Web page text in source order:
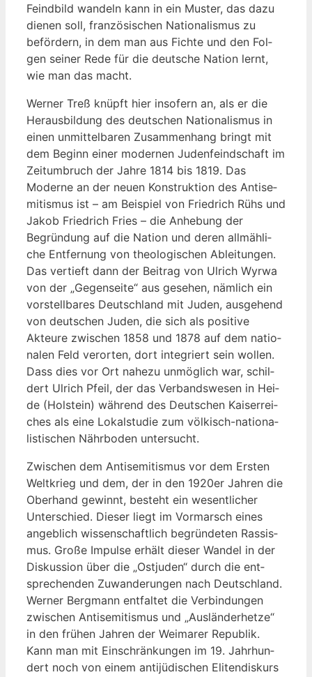
Feind­bild wan­deln kann in ein Mus­ter, das dazu
die­nen soll, fran­zö­si­schen Natio­na­lis­mus zu
beför­dern, in dem man aus Fich­te und den Fol­
gen sei­ner Rede für die deut­sche Nati­on lernt,
wie man das macht.
Wer­ner Treß knüpft hier inso­fern an, als er die
Her­aus­bil­dung des deut­schen Natio­na­lis­mus in
einen unmit­tel­ba­ren Zusam­men­hang bringt mit
dem Beginn einer moder­nen Juden­feind­schaft im
Zeit­um­bruch der Jah­re 1814 bis 1819. Das
Moder­ne an der neu­en Kon­struk­ti­on des Anti­se­
mi­tis­mus ist – am Bei­spiel von Fried­rich Rühs und
Jakob Fried­rich Fries – die Anhe­bung der
Begrün­dung auf die Nati­on und deren all­mäh­li­
che Ent­fer­nung von theo­lo­gi­schen Ablei­tun­gen.
Das ver­tieft dann der Bei­trag von Ulrich Wyr­wa
von der „Gegen­sei­te“ aus gese­hen, näm­lich ein
vor­stell­ba­res Deutsch­land mit Juden, aus­ge­hend
von deut­schen Juden, die sich als posi­ti­ve
Akteu­re zwi­schen 1858 und 1878 auf dem natio­
na­len Feld ver­or­ten, dort inte­griert sein wol­len.
Dass dies vor Ort nahe­zu unmög­lich war, schil­
dert Ulrich Pfeil, der das Ver­bands­we­sen in Hei­
de (Hol­stein) wäh­rend des Deut­schen Kai­ser­rei­
ches als eine Lokal­stu­die zum völ­kisch-natio­na­
lis­ti­schen Nähr­bo­den untersucht.
Zwi­schen dem Anti­se­mi­tis­mus vor dem Ers­ten
Welt­krieg und dem, der in den 1920er Jah­ren die
Ober­hand gewinnt, besteht ein wesent­li­cher
Unter­schied. Die­ser liegt im Vor­marsch eines
angeb­lich wis­sen­schaft­lich begrün­de­ten Ras­sis­
mus. Gro­ße Impul­se erhält die­ser Wan­del in der
Dis­kus­si­on über die „Ost­ju­den“ durch die ent­
spre­chen­den Zuwan­de­run­gen nach Deutsch­land.
Wer­ner Berg­mann ent­fal­tet die Ver­bin­dun­gen
zwi­schen Anti­se­mi­tis­mus und „Aus­län­der­het­ze“
in den frü­hen Jah­ren der Wei­ma­rer Repu­blik.
Kann man mit Ein­schrän­kun­gen im 19. Jahr­hun­
dert noch von einem anti­jü­di­schen Eli­ten­dis­kurs